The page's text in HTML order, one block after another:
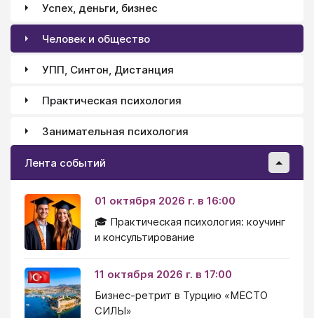
Успех, деньги, бизнес
Человек и общество
УПП, Синтон, Дистанция
Практическая психология
Занимательная психология
Лента событий
01 октября 2026 г. в 16:00
🎓 Практическая психология: коучинг
и консультирование
11 октября 2026 г. в 17:00
Бизнес-ретрит в Турцию «МЕСТО
СИЛЫ»